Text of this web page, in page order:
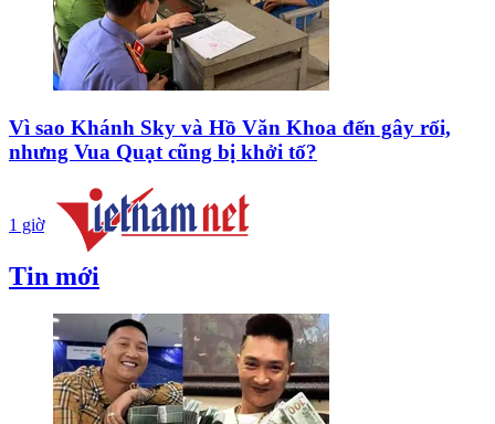
Vì sao Khánh Sky và Hồ Văn Khoa đến gây rối,
nhưng Vua Quạt cũng bị khởi tố?
1 giờ
Tin mới